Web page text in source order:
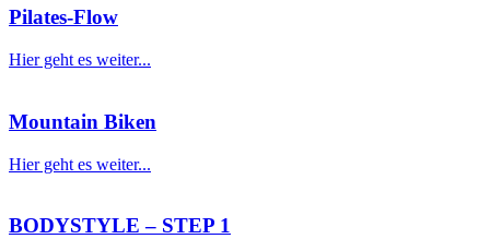
Pilates-Flow
Hier geht es weiter...
Mountain Biken
Hier geht es weiter...
BODYSTYLE – STEP 1